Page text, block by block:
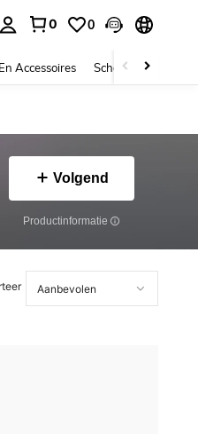
0 0
Accessoires Schoonheid &
Volgend
Productinformatie